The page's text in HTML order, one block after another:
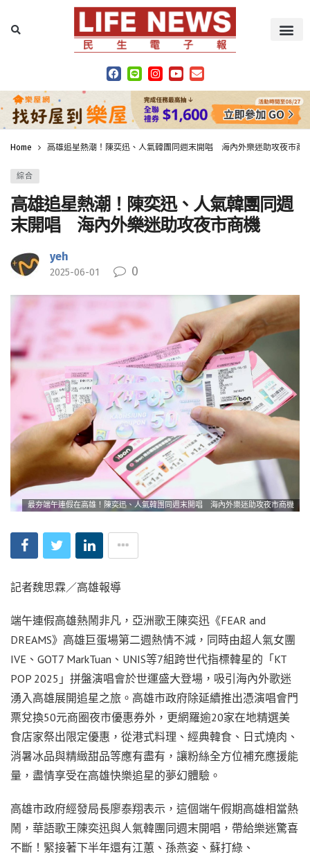
Home 高雄追星熱潮！陳奕迅、人氣韓團同週末開唱 海內外樂迷助攻夜市商
綜合
高雄追星熱潮！陳奕迅、人氣韓團同週
末開唱 海內外樂迷助攻夜市商機
yeh
2025-06-01 0
最夯端午連假在高雄！陳奕迅、人氣韓團同週末開唱 海內外樂迷助攻夜市商機
記者魏思霖／高雄報導
端午連假高雄熱鬧非凡，亞洲歌王陳奕迅《FEAR and
DREAMS》高雄巨蛋場第二週熱情不減，同時由超人氣女團
IVE、GOT7 MarkTuan、UNIS等7組跨世代指標韓星的「KT
POP 2025」拼盤演唱會於世運盛大登場，吸引海內外歌迷
湧入高雄展開追星之旅。高雄市政府除延續推出憑演唱會門
票兌換50元商圈夜市優惠券外，更網羅逾20家在地精選美
食店家祭出限定優惠，從港式料理、經典韓食、日式燒肉、
消暑冰品與精緻甜品等應有盡有，讓粉絲全方位補充應援能
量，盡情享受在高雄快樂追星的夢幻體驗。
高雄市政府經發局長廖泰翔表示，這個端午假期高雄相當熱
鬧，華語歌王陳奕迅與人氣韓團同週末開唱，帶給樂迷驚喜
不斷！緊接著下半年還有江蕙、孫燕姿、蘇打綠、